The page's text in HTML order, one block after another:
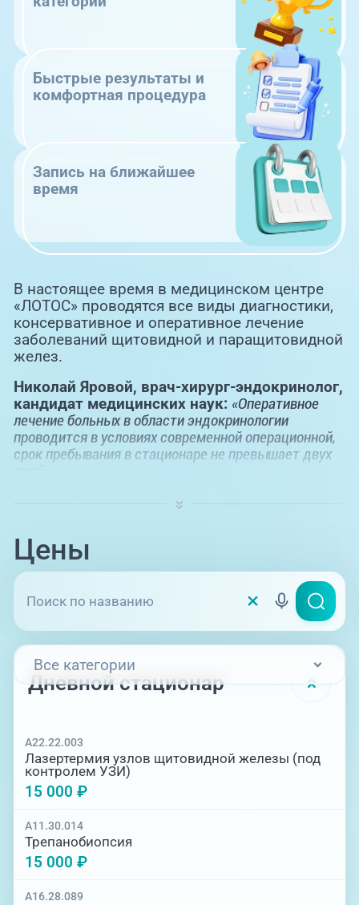
Быстрые результаты и
комфортная процедура
Запись на ближайшее
время
В настоящее время в медицинском центре
«ЛОТОС» проводятся все виды диагностики,
консервативное и оперативное лечение
заболеваний щитовидной и паращитовидной
желез.
Николай Яровой, врач-хирург-эндокринолог,
кандидат медицинских наук: «Оперативное
лечение больных в области эндокринологии
проводится в условиях современной операционной,
срок пребывания в стационаре не превышает двух
Пациент в медицинском центре «ЛОТОС»
решить свою проблему.
Высококвалифицированные кадры и
современные методики оперативного
вмешательства позволяют избавиться от
недуга быстро и без боли.
Цены
Все категории
Круглосуточный стационар
Дневной стационар
A22.22.003
Лазертермия узлов щитовидной железы (под
контролем УЗИ)
15 000 ₽
A11.30.014
Трепанобиопсия
15 000 ₽
A16.28.089